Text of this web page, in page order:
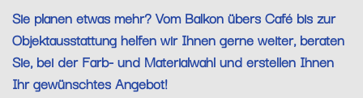
Sie planen etwas mehr? Vom Balkon übers Café bis zur
Objektausstattung helfen wir Ihnen gerne weiter, beraten
Sie, bei der Farb- und Materialwahl und erstellen Ihnen
Ihr gewünschtes Angebot!